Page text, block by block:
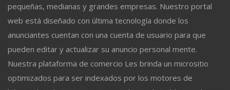
pequeñas, medianas y grandes empresas. Nuestro portal
web está diseñado con última tecnología donde los
anunciantes cuentan con una cuenta de usuario para que
pueden editar y actualizar su anuncio personal mente.
Nuestra plataforma de comercio Les brinda un micrositio
optimizados para ser indexados por los motores de